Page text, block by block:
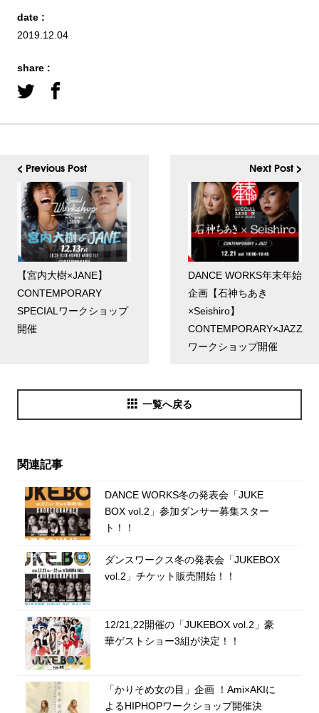
date :
2019.12.04
share :
< Previous Post
【宮内大樹×JANE】
CONTEMPORARY
SPECIALワークショップ
開催
Next Post >
DANCE WORKS年末年始
企画【石神ちあき
×Seishiro】
CONTEMPORARY×JAZZ
ワークショップ開催
一覧へ戻る
関連記事
DANCE WORKS冬の発表会「JUKE
BOX vol.2」参加ダンサー募集スター
ト！！
ダンスワークス冬の発表会「JUKEBOX
vol.2」チケット販売開始！！
12/21,22開催の「JUKEBOX vol.2」豪
華ゲストショー3組が決定！！
「かりそめ女の目」企画 ！Ami×AKIに
よるHIPHOPワークショップ開催決